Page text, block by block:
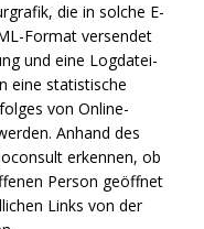
die in solche E-
Format versendet
und eine Logdatei-
eine statistische
von Online-
Anhand des
erkennen, ob
Person geöffnet
Links von der